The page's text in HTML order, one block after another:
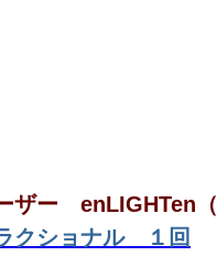
ザー enLIGHTen
クショナル １回